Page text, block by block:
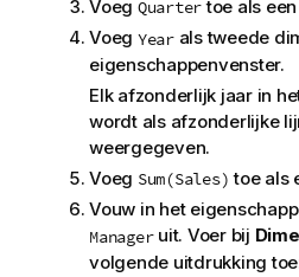
Voeg Quartertoe als
Voeg Yearals tweede
eigenschappenvenster.
Elk afzonderlijk jaar in
wordt als afzonderlijke
weergegeven.
Voeg Sum(Sales) toe als
Vouw in het
Manageruit. Voer bij
volgende uitdrukking